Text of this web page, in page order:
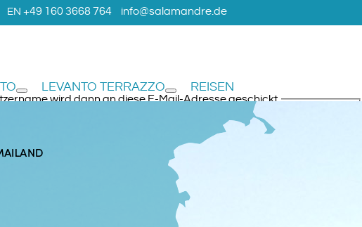
+49 160 3668 764 info@salamandre.de
EN
REISEN
LEVANTO TERRAZZO
wird dann an diese E-Mail-Adresse geschickt.